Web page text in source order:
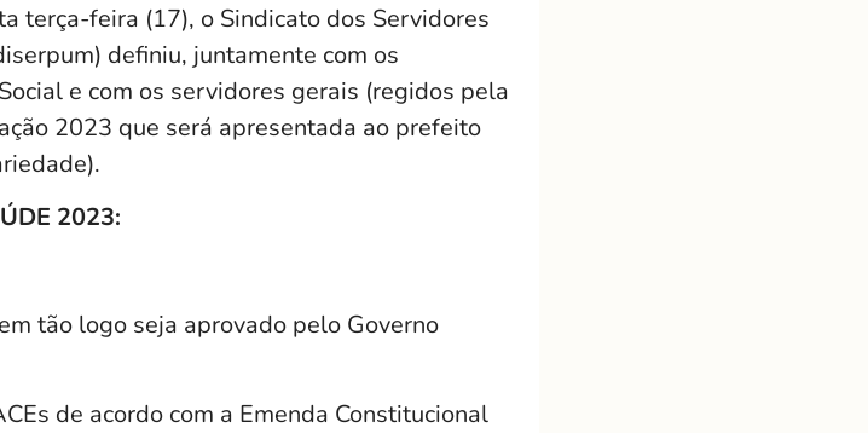
terça-feira (17), o Sindicato dos Servidores
definiu, juntamente com os
e com os servidores gerais (regidos pela
2023 que será apresentada ao prefeito
2023:
tão logo seja aprovado pelo Governo
de acordo com a Emenda Constitucional